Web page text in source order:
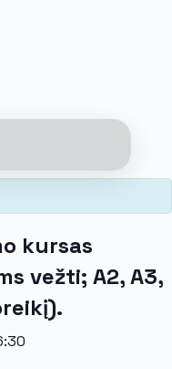
kursas
vežti; A2, A3,